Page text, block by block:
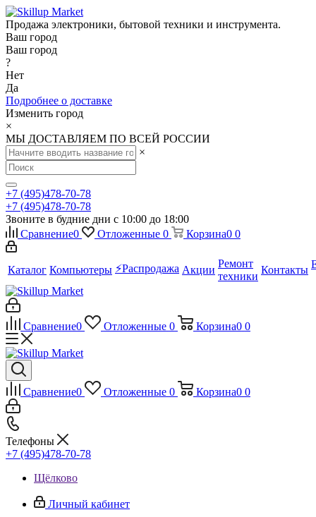
Продажа электроники, бытовой техники и инструмента.
Ваш город
Ваш город
?
Нет
Да
Подробнее о доставке
Изменить город
×
МЫ ДОСТАВЛЯЕМ ПО ВСЕЙ РОССИИ
×
+7 (495)478-70-78
+7 (495)478-70-78
Звоните в будние дни с 10:00 до 18:00
Сравнение0 Отложенные 0 Корзина0 0
Каталог Компьютеры ⚡️Распродажа Акции
Ремонт
техники
Контакты
Сравнение0 Отложенные 0 Корзина0 0
Сравнение0 Отложенные 0 Корзина0 0
Телефоны
+7 (495)478-70-78
Щёлково
Личный кабинет